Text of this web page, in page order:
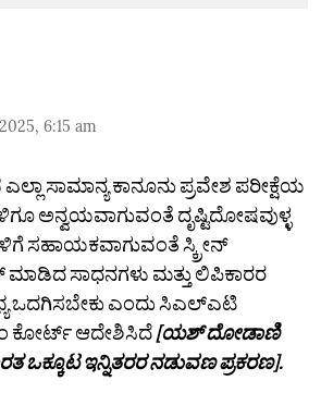
6:15 am
ಸಾಮಾನ್ಯ ಕಾನೂನು ಪ್ರವೇಶ ಪರೀಕ್ಷೆಯ
ಅನ್ವಯವಾಗುವಂತೆ ದೃಷ್ಟಿದೋಷವುಳ್ಳ
ಸಹಾಯಕವಾಗುವಂತೆ ಸ್ಕ್ರೀನ್
ಮಾಡಿದ ಸಾಧನಗಳು ಮತ್ತು ಲಿಪಿಕಾರರ
ಎಂದು ಸಿಎಲ್‌ಎಟಿ
ಕೋರ್ಟ್‌ ಆದೇಶಿಸಿದೆ[ಯಶ್‌ ದೋಡಾಣಿ
ಒಕ್ಕೂಟ ಇನ್ನಿತರರ ನಡುವಣ ಪ್ರಕರಣ].